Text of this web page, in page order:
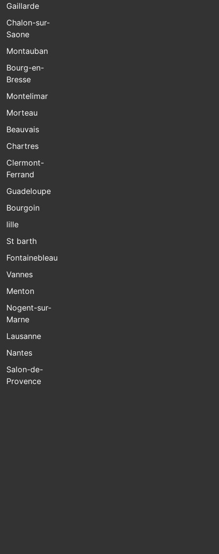
Gaillarde
Chalon-sur-
Saone
Montauban
Bourg-en-
Bresse
Montelimar
Morteau
Beauvais
Chartres
Clermont-
Ferrand
Guadeloupe
Bourgoin
lille
St barth
Fontainebleau
Vannes
Menton
Nogent-sur-
Marne
Lausanne
Nantes
Salon-de-
Provence